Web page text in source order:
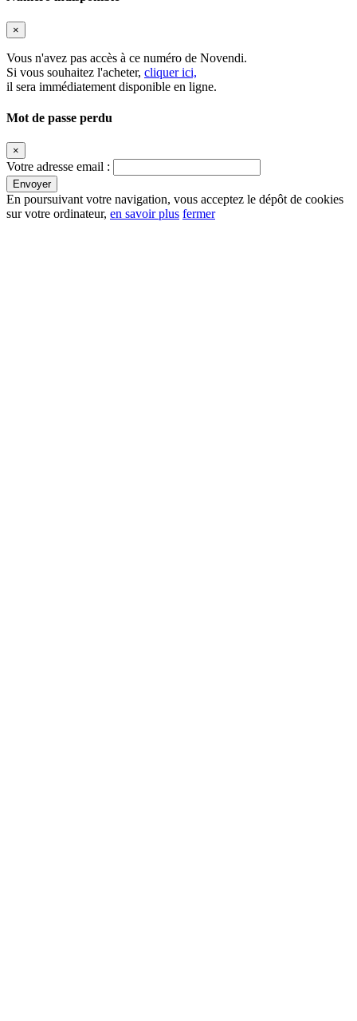
×
Vous n'avez pas accès à ce numéro de Novendi.
Si vous souhaitez l'acheter, cliquer ici,
il sera immédiatement disponible en ligne.
Mot de passe perdu
×
Votre adresse email :
En poursuivant votre navigation, vous acceptez le dépôt de cookies
sur votre ordinateur, en savoir plus fermer